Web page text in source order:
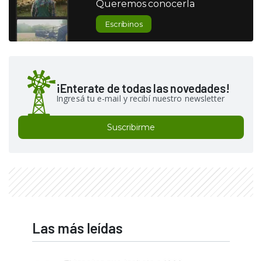
Queremos conocerla
Escribinos
¡Enterate de todas las novedades!
Ingresá tu e-mail y recibí nuestro newsletter
Suscribirme
Las más leídas